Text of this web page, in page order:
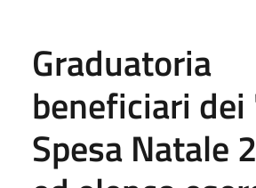
Graduatoria
beneficiari
Spesa Natale